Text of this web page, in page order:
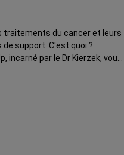
traitements du cancer et leurs
support. C'est quoi ?
incarné par le Dr Kierzek, vous